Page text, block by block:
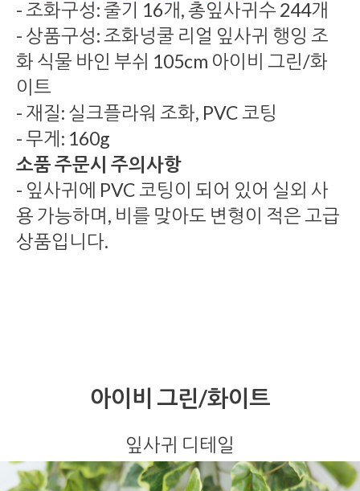
- 조화구성: 줄기 16개, 총잎사귀수 244개
- 상품구성: 조화넝쿨 리얼 잎사귀 행잉 조
화 식물 바인 부쉬 105cm 아이비 그린/화
이트
- 재질: 실크플라워 조화, PVC 코팅
- 무게: 160g
소품 주문시 주의사항
- 잎사귀에 PVC 코팅이 되어 있어 실외 사
용 가능하며, 비를 맞아도 변형이 적은 고급
상품입니다.
아이비 그린/화이트
잎사귀 디테일